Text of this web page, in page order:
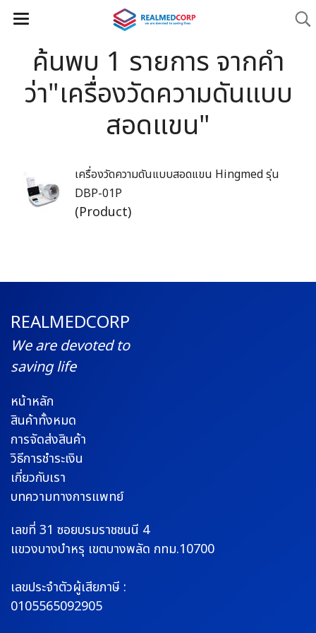
ค้นพบ 1 รายการ จากคำ
ว่า"เครื่องวัดความดันแบบ
สอดแขน"
เครื่องวัดความดันแบบสอดแขน Hingmed รุ่น
DBP-01P
(Product)
REALMEDCORP
We are devoted to
saving life
หน้าหลัก
สินค้าทั้งหมด
การจัดส่งสินค้า
วิธีการชำระเงิน
เกี่ยวกับเรา
บทความทางการแพทย์
เลขที่ 31 ซอยบรมราชชนนี 4
แขวงบางบำหรุ เขตบางพลัด กทม.10700
เลขประจำตัวผู้เสียภาษี :
0105565092905